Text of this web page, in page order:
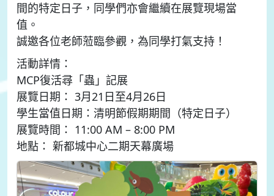
間的特定日子，同學們亦會繼續在展覽現場當
值。
誠邀各位老師蒞臨參觀，為同學打氣支持！
活動詳情：
MCP復活尋「蟲」記展
展覽日期： 3月21日至4月26日
學生當值日期：清明節假期期間（特定日子）
展覽時間： 11:00 AM – 8:00 PM
地點： 新都城中心二期天幕廣場